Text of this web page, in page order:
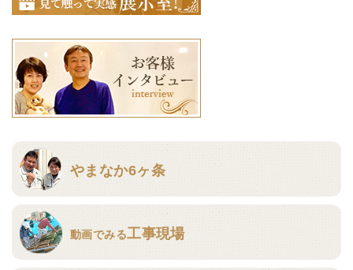
やまなか6ヶ条
動画でみる工事現場